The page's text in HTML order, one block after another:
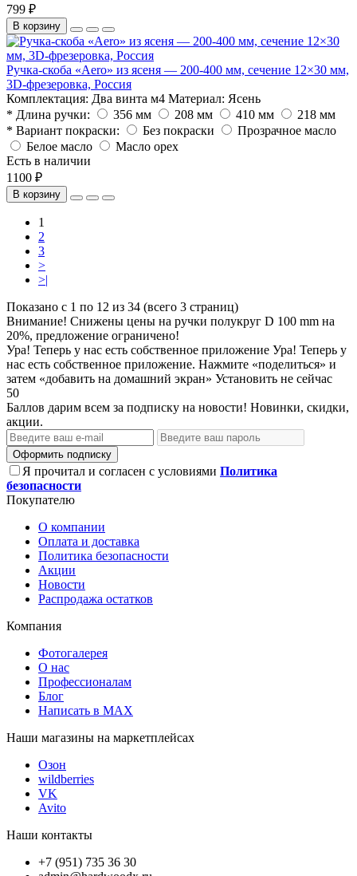
799 ₽
В корзину
Ручка-скоба «Aero» из ясеня — 200-400 мм, сечение 12×30 мм,
3D-фрезеровка, Россия
Комплектация: Два винта м4 Материал: Ясень
* Длина ручки:
356 мм 208 мм 410 мм
218 мм
* Вариант покраски:
Без покраски
Прозрачное масло
Белое масло
Масло орех
Есть в наличии
1100 ₽
В корзину
1
2
3
>
>|
Показано с 1 по 12 из 34 (всего 3 страниц)
Внимание! Снижены цены на ручки полукруг D 100 mm на
20%, предложение ограничено!
Ура! Теперь у нас есть собственное приложение Ура! Теперь у
нас есть собственное приложение. Нажмите «поделиться» и
затем «добавить на домашний экран» Установить не сейчас
50
Баллов дарим всем за подписку на новости! Новинки, скидки,
акции.
Оформить подписку
Я прочитал и согласен с условиями Политика
безопасности
Покупателю
О компании
Оплата и доставка
Политика безопасности
Акции
Новости
Распродажа остатков
Компания
Фотогалерея
О нас
Профессионалам
Блог
Написать в MAX
Наши магазины на маркетплейсах
Озон
wildberries
VK
Avito
Наши контакты
+7 (951) 735 36 30